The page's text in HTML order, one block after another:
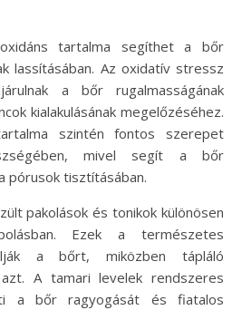
tartalma segíthet a bőr
lassításában. Az oxidatív stressz
a bőr rugalmasságának
kialakulásának megelőzéséhez.
szintén fontos szerepet
mivel segít a bőr
pórusok tisztításában.
pakolások és tonikok különösen
Ezek a természetes
a bőrt, miközben tápláló
A tamari levelek rendszeres
a bőr ragyogását és fiatalos